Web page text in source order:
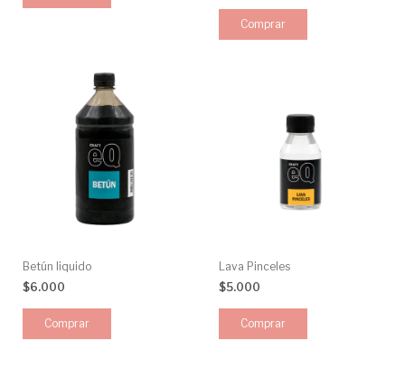
Comprar
Betún liquido
$6.000
Lava Pinceles
$5.000